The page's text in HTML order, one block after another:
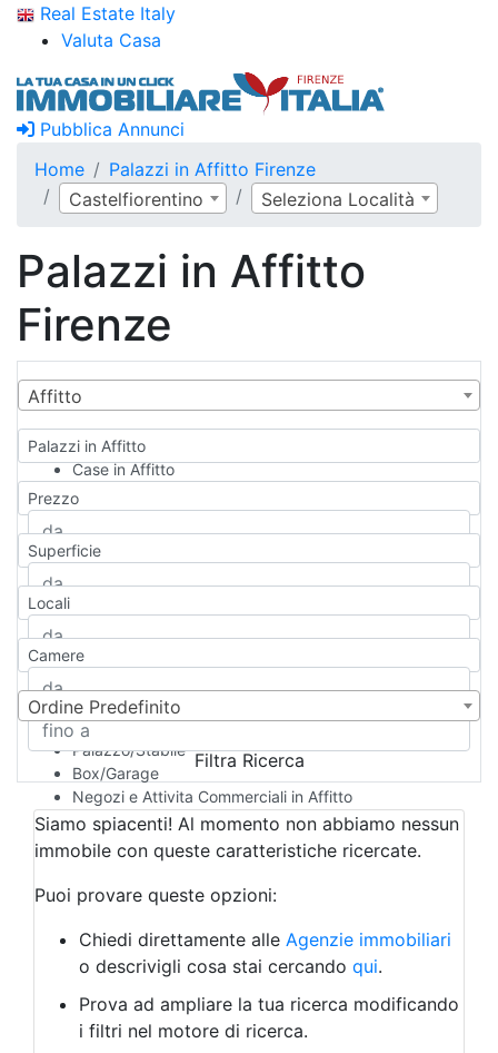
Real Estate Italy
Valuta Casa
Pubblica Annunci
Home
Palazzi in Affitto Firenze
Castelfiorentino
Seleziona Località
Palazzi in Affitto
Firenze
Affitto
Palazzi in Affitto
Case in Affitto
Qualsiasi
Appartamento
Casa indipendente
Casa Semi-indipendente
Attico/Mansarda
Rustico/Casale
Camera d'Albergo
Multiproprietà
Palazzo/Stabile
Box/Garage
Negozi e Attivita Commerciali in Affitto
Qualsiasi
Attività/Licenza Commerciale
Azienda Agricola
Bar/Ristorante
Albergo
Laboratorio Artigianale
Negozio/locale commerciale
Agriturismo
Magazzini
Prezzo
Superficie
Locali
Camere
Ordine Predefinito
Filtra Ricerca
Siamo spiacenti! Al momento non abbiamo nessun
immobile con queste caratteristiche ricercate.
Puoi provare queste opzioni:
Chiedi direttamente alle Agenzie immobiliari
o descrivigli cosa stai cercando qui.
Prova ad ampliare la tua ricerca modificando
i filtri nel motore di ricerca.